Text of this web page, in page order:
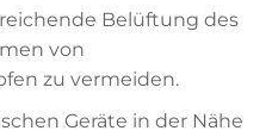
Belüftung des
von
zu vermeiden.
Geräte in der Nähe